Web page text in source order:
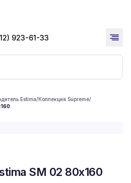
923-61-33
Estima/Коллекция Supreme/
SM 02 80x160